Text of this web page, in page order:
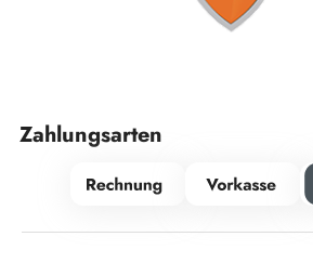
Zahlungsarten